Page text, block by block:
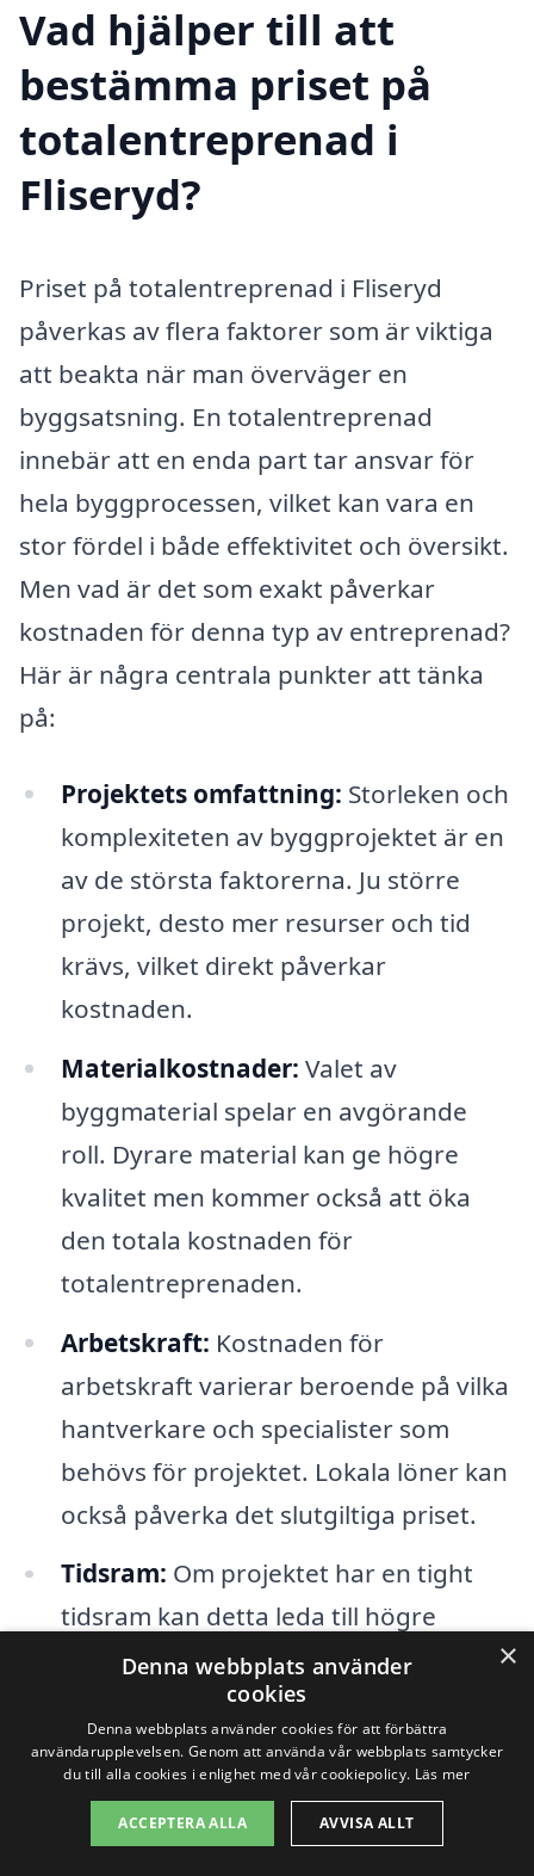
Vad hjälper till att
bestämma priset på
totalentreprenad i
Fliseryd?
Priset på totalentreprenad i Fliseryd
påverkas av flera faktorer som är viktiga
att beakta när man överväger en
byggsatsning. En totalentreprenad
innebär att en enda part tar ansvar för
hela byggprocessen, vilket kan vara en
stor fördel i både effektivitet och översikt.
Men vad är det som exakt påverkar
kostnaden för denna typ av entreprenad?
Här är några centrala punkter att tänka
på:
Projektets omfattning: Storleken och
komplexiteten av byggprojektet är en
av de största faktorerna. Ju större
projekt, desto mer resurser och tid
krävs, vilket direkt påverkar
kostnaden.
Materialkostnader: Valet av
byggmaterial spelar en avgörande
roll. Dyrare material kan ge högre
kvalitet men kommer också att öka
den totala kostnaden för
totalentreprenaden.
Arbetskraft: Kostnaden för
arbetskraft varierar beroende på vilka
hantverkare och specialister som
behövs för projektet. Lokala löner kan
också påverka det slutgiltiga priset.
Tidsram: Om projektet har en tight
tidsram kan detta leda till högre
kostnader. Snabbare genomförande
kan kräva mer arbetskraft och därmed
mer pengar.
Regelverk och tillstånd:Bygglov och
andra regelverk kan också påverka
×
Denna webbplats använder
cookies
Denna webbplats använder cookies för att förbättra
användarupplevelsen. Genom att använda vår webbplats samtycker
du till alla cookies i enlighet med vår cookiepolicy. Läs mer
ACCEPTERA ALLA AVVISA ALLT